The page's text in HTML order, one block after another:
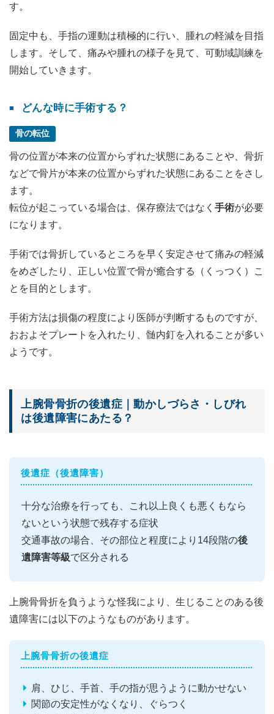
す。
固定中も、手指の運動は積極的に行い、腫れの軽減を目指
します。そして、痛みや腫れの様子を見て、可動域訓練を
開始していきます。
どんな時に手術する？
骨の転位
骨の位置が本来の位置からずれた状態にあることや、骨折
などで骨片が本来の位置からずれた状態にあることをさし
ます。
転位が起こっている場合は、保存療法ではなく 手術が必要
になります。
手術では骨折しているところを早く安定させて痛みの軽減
をめざしたり、正しい位置で骨が癒合する（くっつく）こ
とを目的とします。
手術方法は損傷の程度により医師が判断するものですが、
おおよそプレートを入れたり、髄内釘を入れることが多い
ようです。
上腕骨骨折の後遺症｜動かしづらさ・しびれ
は後遺障害にあたる？
後遺症（後遺障害）
十分な治療を行っても、これ以上良くも悪くもなら
ないという状態で残存する症状
交通事故の場合、その部位と程度により14段階の後
遺障害等級で区分される
上腕骨骨折を負うような怪我により、生じることのある後
遺障害には以下のようなものがあります。
上腕骨骨折の後遺症
肩、ひじ、手首、手の指が思うように動かせない
関節の安定性がなくなり、ぐらつく